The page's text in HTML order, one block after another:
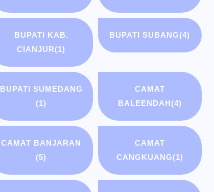
BUPATI KAB.
CIANJUR(1)
BUPATI SUBANG(4)
BUPATI SUMEDANG
(1)
CAMAT
BALEENDAH(4)
CAMAT BANJARAN
(5)
CAMAT
CANGKUANG(1)